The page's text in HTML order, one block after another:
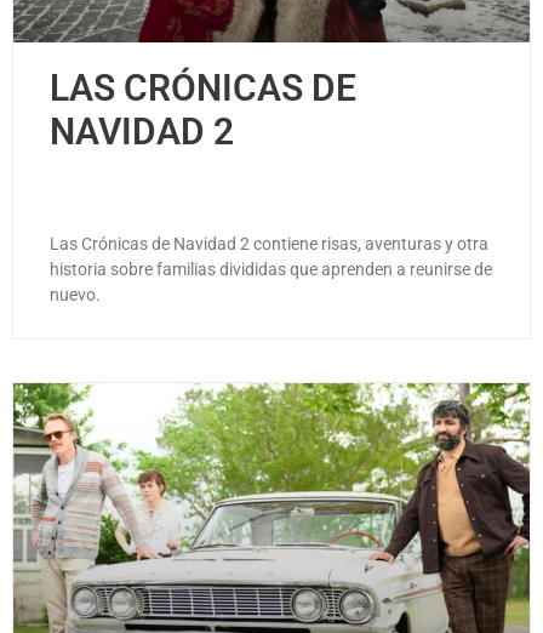
LAS CRÓNICAS DE
NAVIDAD 2
Las Crónicas de Navidad 2 contiene risas, aventuras y otra
historia sobre familias divididas que aprenden a reunirse de
nuevo.